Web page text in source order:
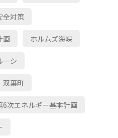
全対策
画 ホルムズ海峡
ーシ
双葉町
6次エネルギー基本計画